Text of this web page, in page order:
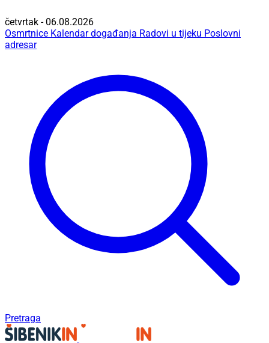
četvrtak - 06.08.2026
Osmrtnice Kalendar događanja Radovi u tijeku Poslovni
adresar
Pretraga